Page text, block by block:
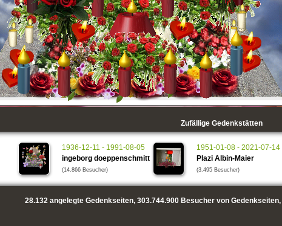
Zufällige Gedenkstätten
1936-12-11 - 1991-08-05
ingeborg doeppenschmitt
(14.866 Besucher)
1951-01-08 - 2021-07-14
Plazi Albin-Maier
(3.495 Besucher)
28.132angelegte Gedenkseiten, 303.744.900Besucher von Gedenkseiten,